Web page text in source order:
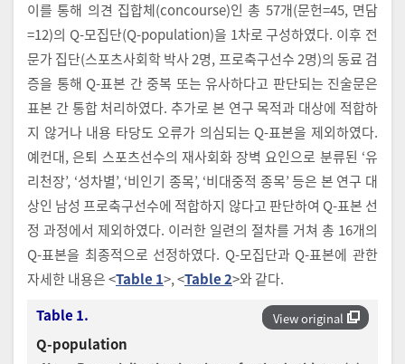
이를 통해 의견 집합체(concourse)인 총 57개(문헌=45, 면담
=12)의 Q-모집단(Q-population)을 1차로 구성하였다. 이후 전
문가 집단(스포츠사회학 박사 2명, 프로축구선수 2명)의 동료 검
증을 통해 Q-표본 간 중복 또는 유사하다고 판단되는 진술문은
표본 간 통합 처리하였다. 추가로 본 연구 목적과 대상에 적합하
지 않거나 내용 타당도 오류가 의심되는 Q-표본을 제외하였다.
예컨대, 은퇴 스포츠선수의 재사회화 장벽 요인으로 분류된 ‘유
리천장’, ‘성차별’, ‘비인기 종목’, ‘비대중적 종목’ 등은 본 연구 대
상인 남성 프로축구선수에 적합하지 않다고 판단하여 Q-표본 선
정 과정에서 제외하였다. 이러한 일련의 절차를 거쳐 총 16개의
Q-표본을 최종적으로 선정하였다. Q-모집단과 Q-표본에 관한
자세한 내용은 <Table 1>, <Table 2>와 같다.
View original
Table 1.
Q-population